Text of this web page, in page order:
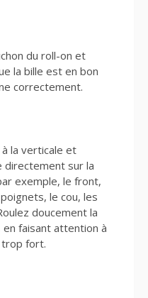
du roll-on et
la bille est en bon
correctement.
la verticale et
directement sur la
exemple, le front,
le cou, les
doucement la
en faisant attention à
trop fort.